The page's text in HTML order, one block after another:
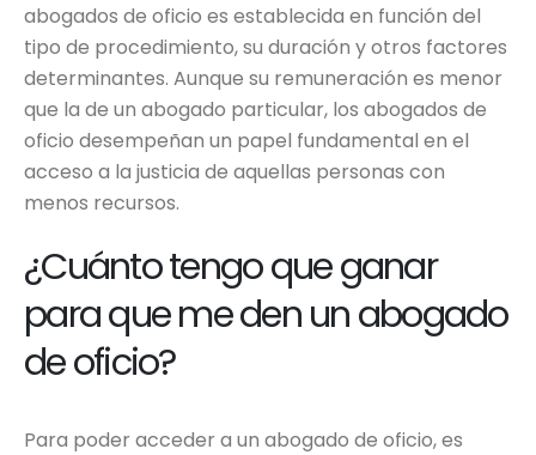
abogados de oficio es establecida en función del
tipo de procedimiento, su duración y otros factores
determinantes. Aunque su remuneración es menor
que la de un abogado particular, los abogados de
oficio desempeñan un papel fundamental en el
acceso a la justicia de aquellas personas con
menos recursos.
¿Cuánto tengo que ganar
para que me den un abogado
de oficio?
Para poder acceder a un abogado de oficio, es